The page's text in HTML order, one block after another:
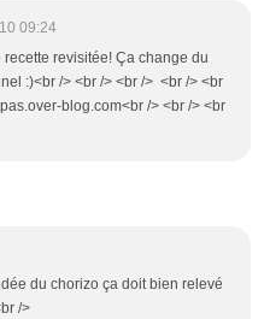
09:24
recette revisitée! Ça change du
:)<br /> <br /> <br /> <br /> <br
blog.com<br /> <br /> <br
du chorizo ça doit bien relevé
/>